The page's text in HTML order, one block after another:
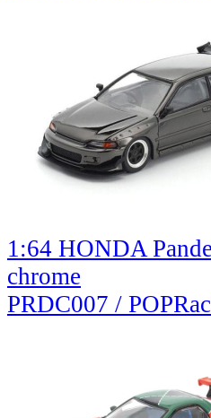
1:64 HONDA
chrome
PRDC007 /